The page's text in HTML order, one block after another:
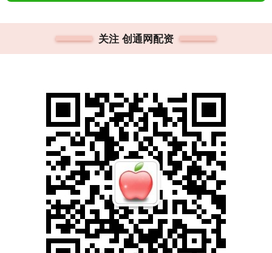
关注 创通网配资